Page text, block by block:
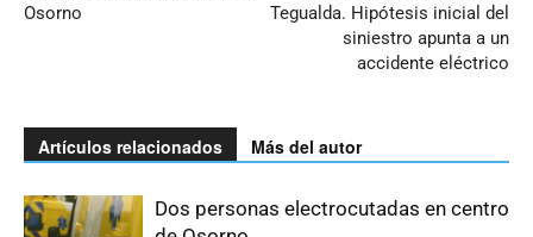
Osorno
Tegualda. Hipótesis inicial del
siniestro apunta a un
accidente eléctrico
Artículos relacionados Más del autor
Dos personas electrocutadas en centro